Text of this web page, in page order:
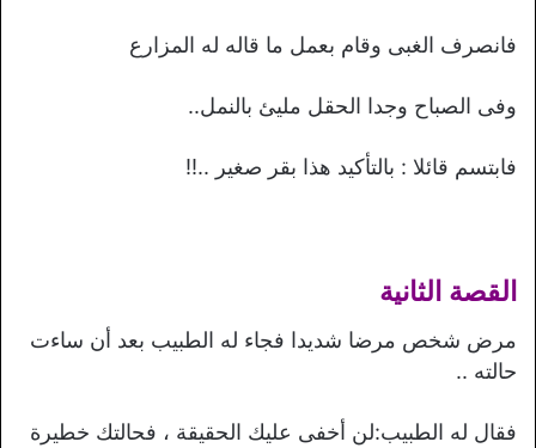
فانصرف الغبى وقام بعمل ما قاله له المزارع
وفى الصباح وجدا الحقل مليئ بالنمل..
فابتسم قائلا : بالتأكيد هذا بقر صغير ..!!
القصة الثانية
مرض شخص مرضا شديدا فجاء له الطبيب بعد أن ساءت
حالته ..
فقال له الطبيب:لن أخفى عليك الحقيقة ، فحالتك خطيرة